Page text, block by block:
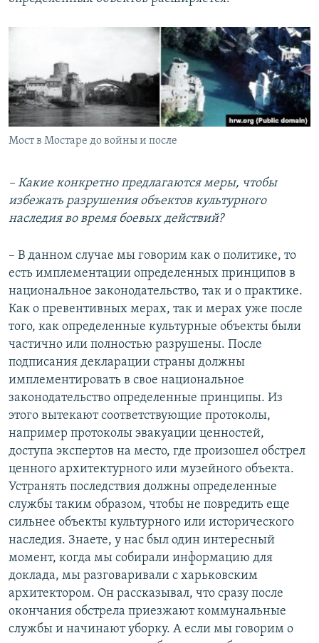
Мост в Мостаре до войны и после
– Какие конкретно предлагаются меры, чтобы
избежать разрушения объектов культурного
наследия во время боевых действий?
– В данном случае мы говорим как о политике, то
есть имплементации определенных принципов в
национальное законодательство, так и о практике.
Как о превентивных мерах, так и мерах уже после
того, как определенные культурные объекты были
частично или полностью разрушены. После
подписания декларации страны должны
имплементировать в свое национальное
законодательство определенные принципы. Из
этого вытекают соответствующие протоколы,
например протоколы эвакуации ценностей,
доступа экспертов на место, где произошел обстрел
ценного архитектурного или музейного объекта.
Устранять последствия должны определенные
службы таким образом, чтобы не повредить еще
сильнее объекты культурного или исторического
наследия. Знаете, у нас был один интересный
момент, когда мы собирали информацию для
доклада, мы разговаривали с харьковским
архитектором. Он рассказывал, что сразу после
окончания обстрела приезжают коммунальные
службы и начинают уборку. А если мы говорим о